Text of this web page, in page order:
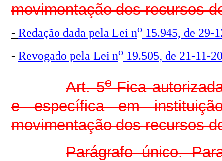
movimentação dos recursos
- Redação dada pela Lei no 15.945, de 29-
- Revogado pela Lei no 19.505, de 21-11-
Art. 5oFica
e específica em
movimentação dos recursos
Parágrafo único.